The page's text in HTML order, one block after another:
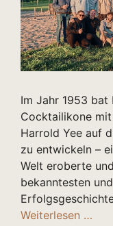
Im Jahr 1953 bat
Cocktailikone
Harrold Yee auf
zu entwickeln –
Welt eroberte
bekanntesten
Weiterlesen …